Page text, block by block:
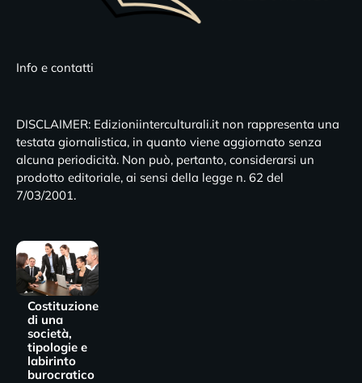
Info e contatti
DISCLAIMER: Edizioniinterculturali.it non rappresenta una
testata giornalistica, in quanto viene aggiornato senza
alcuna periodicità. Non può, pertanto, considerarsi un
prodotto editoriale, ai sensi della legge n. 62 del
7/03/2001.
Costituzione
di una
società,
tipologie e
labirinto
burocratico